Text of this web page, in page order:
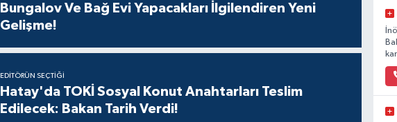
Bungalov Ve Bağ Evi Yapacakları İlgilendiren Yeni
Gelişme!
EDITÖRÜN SEÇTIĞI
Hatay'da TOKİ Sosyal Konut Anahtarları Teslim
Edilecek: Bakan Tarih Verdi!